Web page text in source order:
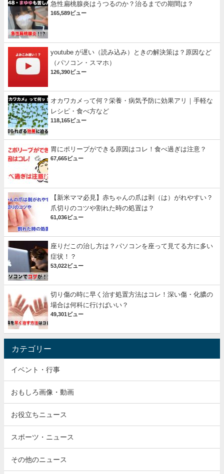
急性扁桃腺炎はうつるのか？治るまでの期間は？
165,589ビュー
youtube が遅い（読み込み）ときの解決策は？原因など
（パソコン・スマホ）
126,390ビュー
オカワカメって何？栄養・病気予防に効果アリ｜手軽な
レシピ・食べ方など
118,165ビュー
胃にポリープができる原因はコレ！食べ過ぎは注意？
67,665ビュー
【新米ママ必見】赤ちゃんの爪は剥（は）がれやすい？
爪切りのコツや割れた時の処置は？
61,036ビュー
座りだこの治し方は？パソコンを座って見てる方に多い
症状！？
53,022ビュー
切り傷の時に早く治す処置方法はコレ！深い傷・化膿の
場合は何科に行けばいい？
49,301ビュー
カテゴリー
イベント・行事
おもしろ画像・動画
お役立ちニュース
スポーツ・ニュース
その他のニュース